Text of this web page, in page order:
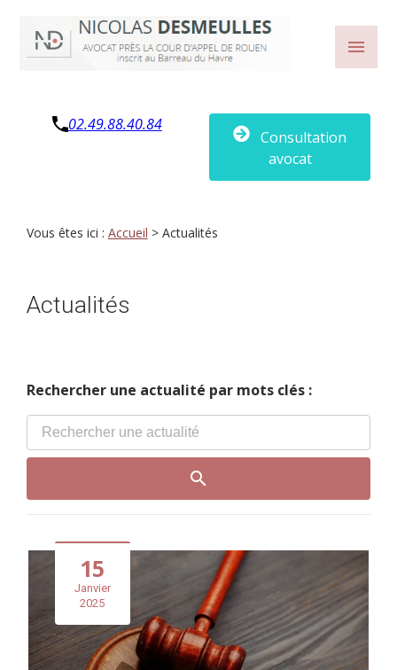
menu
02.49.88.40.84
Consultation
avocat
Vous êtes ici : Accueil > Actualités
Actualités
Rechercher une actualité par mots clés :
15
Janvier
2025